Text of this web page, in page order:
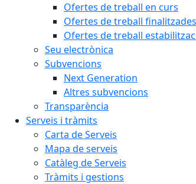
Ofertes de treball en curs
Ofertes de treball finalitzades
Ofertes de treball
Seu electrònica
Subvencions
Next Generation
Altres subvencions
Transparència
Serveis i tràmits
Carta de Serveis
Mapa de serveis
Catàleg de Serveis
Tràmits i gestions